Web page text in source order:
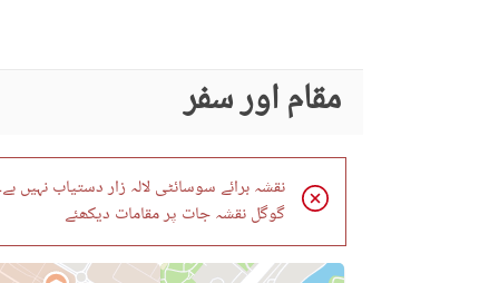
کاروبار اور مواصلات
برانڈ بینڈ انٹرنیٹ تک رسائی
دیگر کاروباری اور مواصلات
کی سہولیات
مقام اور سفر
نقشہ برائے سوسائٹی لالہ زار دستیاب نہیں
گوگل نقشہ جات پر مقامات دیکھئے